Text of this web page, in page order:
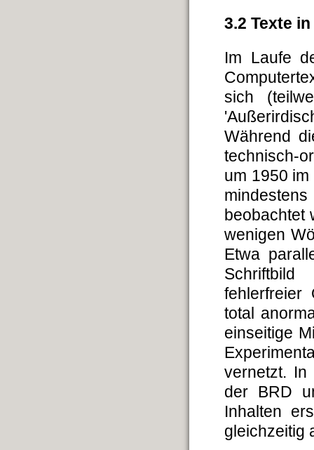
3.2 Texte
Im Laufe
sich
Während
technisch-
um 1950
beobachtet
wenigen
Etwa
Schriftbild
fehlerfreier
total
einseitige
vernetzt. In
der BRD
Inhalten
gleichzeitig